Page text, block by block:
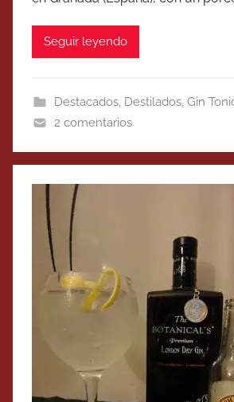
Seguir leyendo
Destacados, Destilados, Gin
2 comentarios